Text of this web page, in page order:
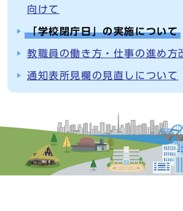
向けて
「学校閉庁日」の実施について
教職員の働き方・仕事の進め方
通知表所見欄の見直しについて